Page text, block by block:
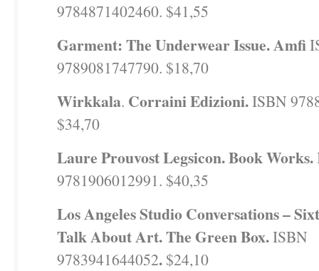
9784871402460. $41,55
Garment: The Underwear Issue. Amfi
9789081747790. $18,70
Wirkkala. Corraini Edizioni.ISBN
$34,70
Laure Prouvost Legsicon. Book Works.
9781906012991. $40,35
Los Angeles Studio Conversations –
Talk About Art. The Green Box.ISBN
9783941644052. $24,10